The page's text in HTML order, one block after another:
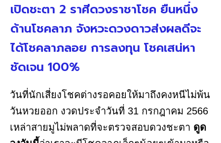
เปิดชะตา 2 ราศีดวงราชาโชค ยืนหนึ่ง
ด้านโชคลาภ จังหวะดวงดาวส่งผลดีจะ
ได้โชคลาภลอย การลงทุน โชคเสน่หา
ชัดเจน 100%
วันที่นักเสี่ยงโชคต่างรอคอยให้มาถึงคงหนีไม่พ้น
วันหวยออก งวดประจำวันที่ 31 กรกฎาคม 2566
เหล่าสายมูไม่พลาดที่จะตรวจสอบดวงชะตา ดูด